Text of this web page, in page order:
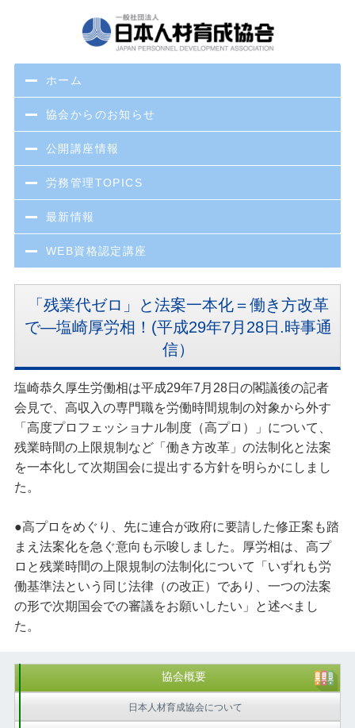
ホーム
協会からのお知らせ
公開講座情報
労務管理TOPICS
最新情報
WEB資格認定講座
「残業代ゼロ」と法案一本化＝働き方改革
で―塩崎厚労相！(平成29年7月28日.時事通
信）
塩崎恭久厚生労働相は平成29年7月28日の閣議後の記者
会見で、高収入の専門職を労働時間規制の対象から外す
「高度プロフェッショナル制度（高プロ）」について、
残業時間の上限規制など「働き方改革」の法制化と法案
を一本化して次期国会に提出する方針を明らかにしまし
た。
●高プロをめぐり、先に連合が政府に要請した修正案も踏
まえ法案化を急ぐ意向も示唆しました。厚労相は、高プ
ロと残業時間の上限規制の法制化について「いずれも労
働基準法という同じ法律（の改正）であり、一つの法案
の形で次期国会での審議をお願いしたい」と述べまし
た。
協会概要
日本人材育成協会について